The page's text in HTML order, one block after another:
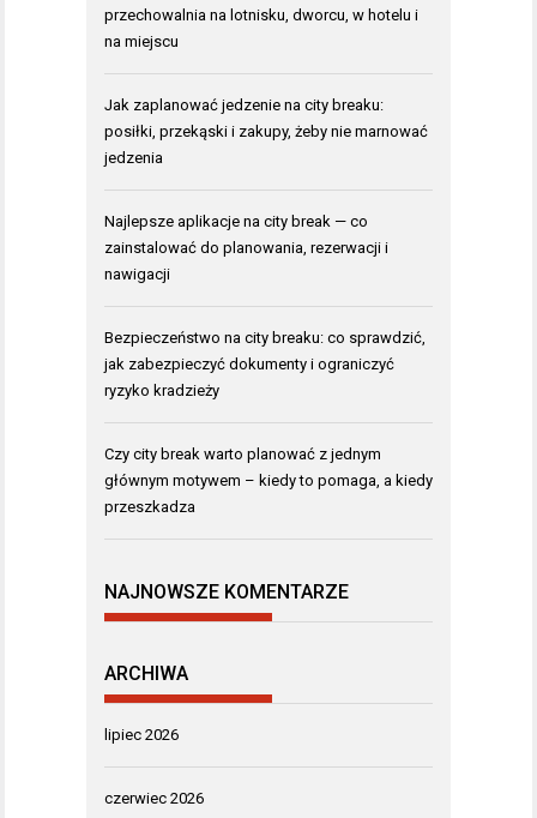
przechowalnia na lotnisku, dworcu, w hotelu i
na miejscu
Jak zaplanować jedzenie na city breaku:
posiłki, przekąski i zakupy, żeby nie marnować
jedzenia
Najlepsze aplikacje na city break — co
zainstalować do planowania, rezerwacji i
nawigacji
Bezpieczeństwo na city breaku: co sprawdzić,
jak zabezpieczyć dokumenty i ograniczyć
ryzyko kradzieży
Czy city break warto planować z jednym
głównym motywem – kiedy to pomaga, a kiedy
przeszkadza
NAJNOWSZE KOMENTARZE
ARCHIWA
lipiec 2026
czerwiec 2026